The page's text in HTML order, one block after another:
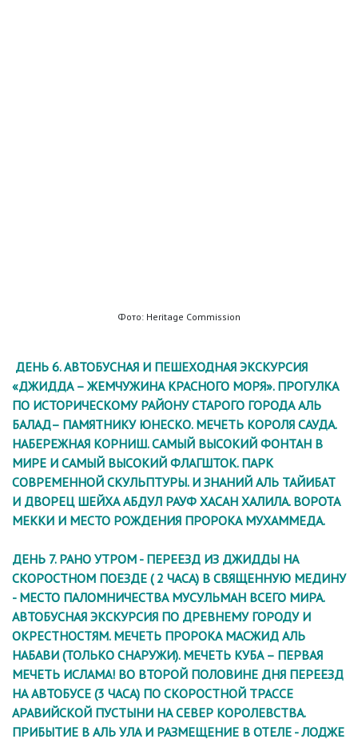
Фото: Heritage Commission
ДЕНЬ 6. АВТОБУСНАЯ И ПЕШЕХОДНАЯ ЭКСКУРСИЯ
«ДЖИДДА – ЖЕМЧУЖИНА КРАСНОГО МОРЯ». ПРОГУЛКА
ПО ИСТОРИЧЕСКОМУ РАЙОНУ СТАРОГО ГОРОДА АЛЬ
БАЛАД– ПАМЯТНИКУ ЮНЕСКО. МЕЧЕТЬ КОРОЛЯ САУДА.
НАБЕРЕЖНАЯ КОРНИШ. САМЫЙ ВЫСОКИЙ ФОНТАН В
МИРЕ И САМЫЙ ВЫСОКИЙ ФЛАГШТОК. ПАРК
СОВРЕМЕННОЙ СКУЛЬПТУРЫ. И ЗНАНИЙ АЛЬ ТАЙИБАТ
И ДВОРЕЦ ШЕЙХА АБДУЛ РАУФ ХАСАН ХАЛИЛА. ВОРОТА
МЕККИ И МЕСТО РОЖДЕНИЯ ПРОРОКА МУХАММЕДА.
ДЕНЬ 7. РАНО УТРОМ - ПЕРЕЕЗД ИЗ ДЖИДДЫ НА
СКОРОСТНОМ ПОЕЗДЕ ( 2 ЧАСА) В СВЯЩЕННУЮ МЕДИНУ
- МЕСТО ПАЛОМНИЧЕСТВА МУСУЛЬМАН ВСЕГО МИРА.
АВТОБУСНАЯ ЭКСКУРСИЯ ПО ДРЕВНЕМУ ГОРОДУ И
ОКРЕСТНОСТЯМ. МЕЧЕТЬ ПРОРОКА МАСЖИД АЛЬ
НАБАВИ (ТОЛЬКО СНАРУЖИ). МЕЧЕТЬ КУБА – ПЕРВАЯ
МЕЧЕТЬ ИСЛАМА! ВО ВТОРОЙ ПОЛОВИНЕ ДНЯ ПЕРЕЕЗД
НА АВТОБУСЕ (3 ЧАСА) ПО СКОРОСТНОЙ ТРАССЕ
АРАВИЙСКОЙ ПУСТЫНИ НА СЕВЕР КОРОЛЕВСТВА.
ПРИБЫТИЕ В АЛЬ УЛА И РАЗМЕЩЕНИЕ В ОТЕЛЕ - ЛОДЖЕ